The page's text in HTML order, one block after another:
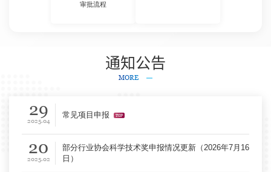
审批流程
通知公告
MORE
29
2025.04
常见项目申报
20
2025.02
部分行业协会科学技术奖申报情况更新（2026年7月16
日）